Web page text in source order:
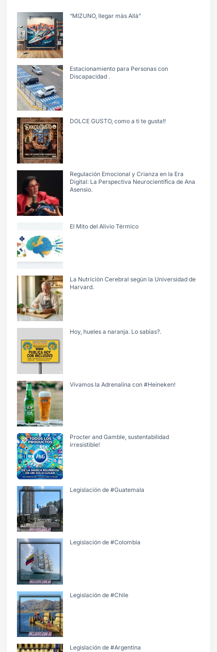
“MIZUNO, llegar màs Allà”
Estacionamiento para Personas con
Discapacidad .
DOLCE GUSTO, como a ti te gusta!!
Regulación Emocional y Crianza en la Era
Digital: La Perspectiva Neurocientífica de Ana
Asensio.
El Mito del Alivio Térmico
La Nutriciòn Cerebral segùn la Universidad de
Harvard.
Hoy, hueles a naranja. Lo sabìas?.
Vivamos la Adrenalina con #Heineken!
Procter and Gamble, sustentabilidad
irresistible!
Legislación de #Guatemala
Legislación de #Colombia
Legislación de #Chile
Legislación de #Argentina